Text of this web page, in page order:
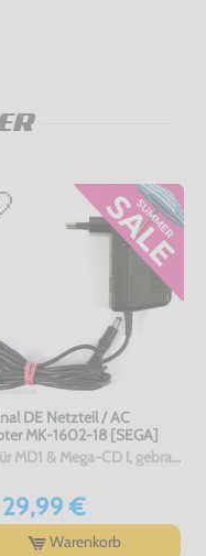
DE Netzteil / AC
MK-1602-18 [SEGA]
nur für MD1 & Mega-CD !, gebraucht
€
Warenkorb